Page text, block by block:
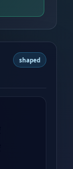
shaped